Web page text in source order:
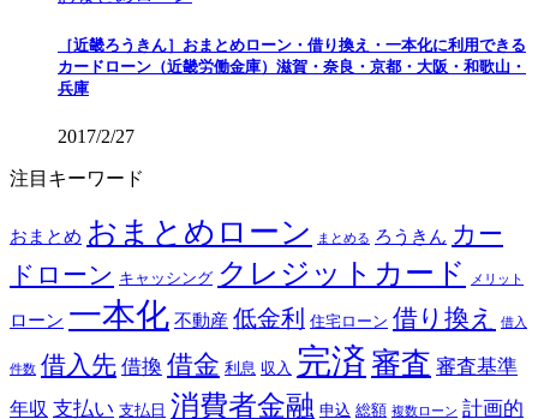
［近畿ろうきん］おまとめローン・借り換え・一本化に利用できる
カードローン（近畿労働金庫）滋賀・奈良・京都・大阪・和歌山・
兵庫
2017/2/27
注目キーワード
おまとめ おまとめローン まとめる ろうきん カー
ドローン キャッシング クレジットカード メリット
ローン 一本化 不動産 低金利 住宅ローン 借り換え 借入
件数 借入先 借換 借金 利息 収入 完済 審査 審査基準
年収 支払い 支払日 消費者金融 申込 総額 複数ローン 計画的